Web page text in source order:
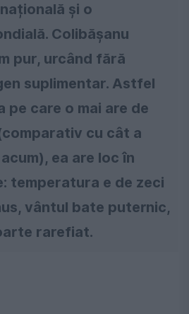
și o
Colibășanu
pur, urcând fără
suplimentar. Astfel
pe care o mai are de
cu cât a
ea are loc în
temperatura e de zeci
vântul bate puternic,
rarefiat.